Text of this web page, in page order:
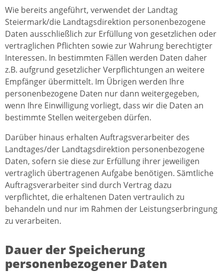
Wie bereits angeführt, verwendet der Landtag
Steiermark/die Landtagsdirektion personenbezogene
Daten ausschließlich zur Erfüllung von gesetzlichen oder
vertraglichen Pflichten sowie zur Wahrung berechtigter
Interessen. In bestimmten Fällen werden Daten daher
z.B. aufgrund gesetzlicher Verpflichtungen an weitere
Empfänger übermittelt. Im Übrigen werden Ihre
personenbezogene Daten nur dann weitergegeben,
wenn Ihre Einwilligung vorliegt, dass wir die Daten an
bestimmte Stellen weitergeben dürfen.
Darüber hinaus erhalten Auftragsverarbeiter des
Landtages/der Landtagsdirektion personenbezogene
Daten, sofern sie diese zur Erfüllung ihrer jeweiligen
vertraglich übertragenen Aufgabe benötigen. Sämtliche
Auftragsverarbeiter sind durch Vertrag dazu
verpflichtet, die erhaltenen Daten vertraulich zu
behandeln und nur im Rahmen der Leistungserbringung
zu verarbeiten.
Dauer der Speicherung
personenbezogener Daten